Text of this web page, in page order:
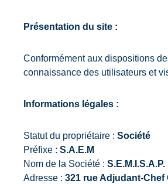
Présentation du site :
Conformément aux dispositions
connaissance des utilisateurs et
Informations légales :
Statut du propriétaire : Société
Préfixe : S.A.E.M
Nom de la Société : S.E.M.I.S.A.P.
Adresse : 321 rue Adjudant-Chef